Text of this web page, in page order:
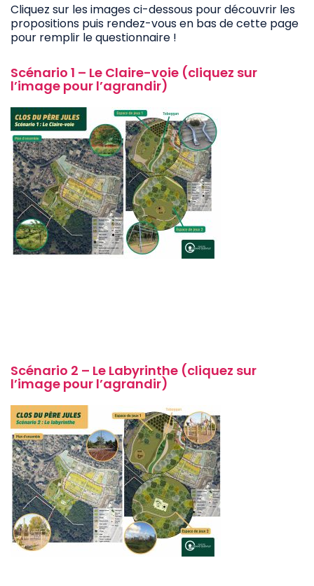
Cliquez sur les images ci-dessous pour découvrir les
propositions puis rendez-vous en bas de cette page
pour remplir le questionnaire !
Scénario 1 – Le Claire-voie (cliquez sur
l’image pour l’agrandir)
Scénario 2 – Le Labyrinthe (cliquez sur
l’image pour l’agrandir)